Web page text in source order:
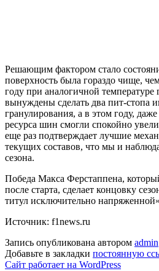
Решающим фактором стало
поверхность была гораздо чище,
году при аналогичной
вынуждены сделать два пит-стопа
гранулирования, а в этом году,
ресурса шин смогли спокойно
еще раз подтверждает лучшие
текущих составов, что мы и
сезона.
Победа Макса Ферстаппена,
после старта, сделает концовку
титул исключительно
Источник: f1news.ru
Запись опубликована автором admin
Добавьте в закладки постоянную
Сайт работает на WordPress